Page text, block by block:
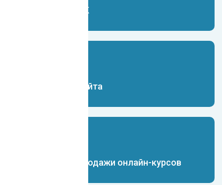
Чат-бот для VK
Чат-бот для сайта
Чат-бот для продажи онлайн-курсов